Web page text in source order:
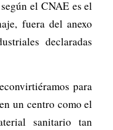
el CNAE es el
fuera del anexo
declaradas
para
un centro como el
sanitario tan